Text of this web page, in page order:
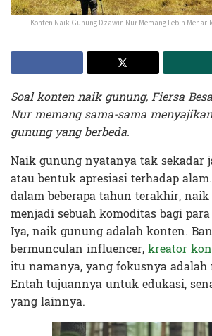
Konten Naik Gunung Dzawin Nur Memang Lebih
Soal konten naik gunung, Fiersa
Nur memang sama-sama
gunung yang berbeda.
Naik gunung nyatanya tak sekadar
atau bentuk apresiasi terhadap
dalam beberapa tahun terakhir,
menjadi sebuah komoditas bagi
Iya, naik gunung adalah konten.
bermunculan influencer,kreator
itu namanya, yang fokusnya
Entah tujuannya untuk edukasi,
yang lainnya.